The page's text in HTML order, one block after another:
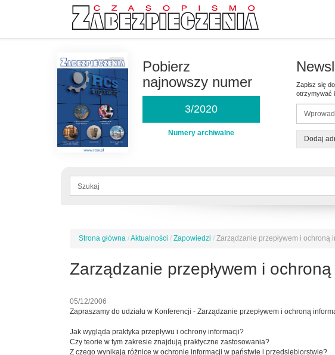
Pobierz
najnowszy numer
3/2020
Numery archiwalne
Zapisz się
otrzymywać
Dodaj
Formularz
Jesteś
Strona główna /Aktualności / Zapowiedzi / Zarządzanie przepływem i
Zarządzanie przepływem i
05/12/2006
Zapraszamy do udziału w Konferencji - Zarządzanie przepływem i ochroną
Jak wygląda praktyka przepływu i ochrony informacji?
Czy teorie w tym zakresie znajdują praktyczne zastosowania?
Z czego wynikają różnice w ochronie informacji w państwie i przedsiębiorstwie?